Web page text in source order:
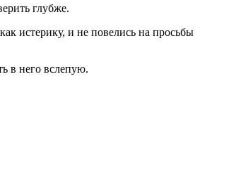
глубже.
истерику, и не повелись на просьбы
в него вслепую.